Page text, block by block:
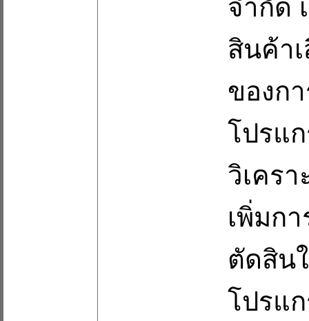
จำกัด
สินค้า
ของก
โปรแ
วิเคร
เพิ่มก
ตัดสิน
โปรแ